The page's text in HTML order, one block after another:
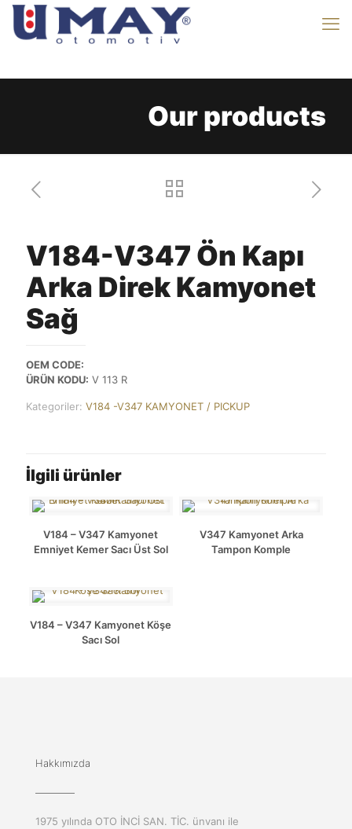
Our products
V184-V347 Ön Kapı
Arka Direk Kamyonet
Sağ
OEM CODE:
ÜRÜN KODU: V 113 R
Kategoriler: V184 -V347 KAMYONET / PICKUP
İlgili ürünler
V184 – V347 Kamyonet
Emniyet Kemer Sacı Üst Sol
V347 Kamyonet Arka
Tampon Komple
V184 – V347 Kamyonet Köşe
Sacı Sol
Hakkımızda
1975 yılında OTO İNCİ SAN. TİC. ünvanı ile